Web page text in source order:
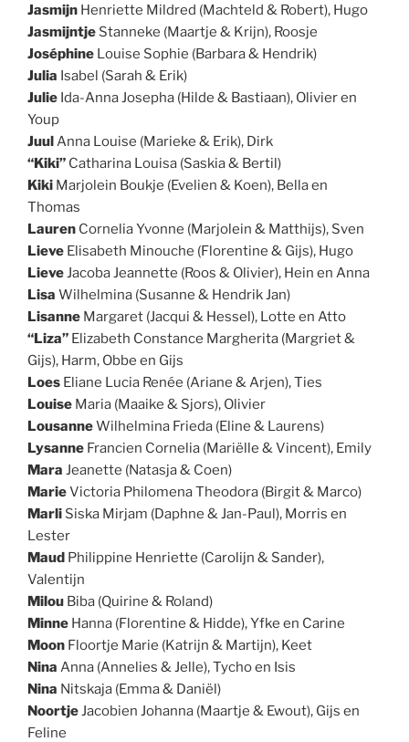
Jasmijn Henriette Mildred (Machteld & Robert), Hugo
Jasmijntje Stanneke (Maartje & Krijn), Roosje
Joséphine Louise Sophie (Barbara & Hendrik)
Julia Isabel (Sarah & Erik)
Julie Ida-Anna Josepha (Hilde & Bastiaan), Olivier en
Youp
JuulAnna Louise (Marieke & Erik), Dirk
“Kiki” Catharina Louisa (Saskia & Bertil)
Kiki Marjolein Boukje (Evelien & Koen), Bella en
Thomas
Lauren Cornelia Yvonne (Marjolein & Matthijs), Sven
Lieve Elisabeth Minouche (Florentine & Gijs), Hugo
LieveJacoba Jeannette (Roos & Olivier), Hein en Anna
Lisa Wilhelmina (Susanne & Hendrik Jan)
Lisanne Margaret (Jacqui & Hessel), Lotte en Atto
“Liza” Elizabeth Constance Margherita (Margriet &
Gijs), Harm, Obbe en Gijs
Loes Eliane Lucia Renée (Ariane & Arjen), Ties
Louise Maria (Maaike & Sjors), Olivier
LousanneWilhelmina Frieda (Eline & Laurens)
Lysanne Francien Cornelia (Mariëlle & Vincent), Emily
Mara Jeanette (Natasja & Coen)
MarieVictoria Philomena Theodora (Birgit & Marco)
Marli Siska Mirjam (Daphne & Jan-Paul), Morris en
Lester
Maud Philippine Henriette (Carolijn & Sander),
Valentijn
Milou Biba (Quirine & Roland)
Minne Hanna (Florentine & Hidde), Yfke en Carine
Moon Floortje Marie (Katrijn & Martijn), Keet
Nina Anna (Annelies & Jelle), Tycho en Isis
Nina Nitskaja (Emma & Daniël)
NoortjeJacobien Johanna (Maartje & Ewout), Gijs en
Feline